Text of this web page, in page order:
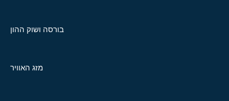
בורסה ושוק ההון
מזג האוויר